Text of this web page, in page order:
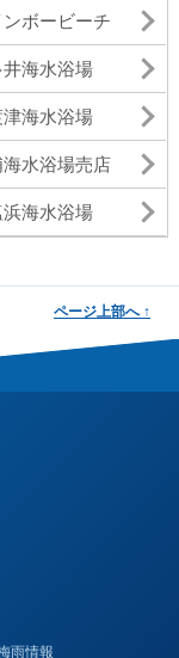
ンボービーチ
井海水浴場
津海水浴場
水浴場売店
浜海水浴場
ページ上部へ ↑
雨情報